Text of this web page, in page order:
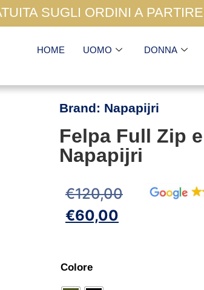
SUGLI ORDINI A
HOME UOMO DONNA
Brand: Napapijri
Felpa Full Zip
Napapijri
€120,00
€60,00
Colore